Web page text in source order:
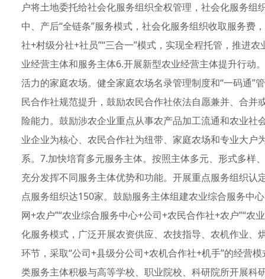
户将土地委托给社会化服务组织全权管理，社会化服务
中、产后“全链条”服务模式，社会化服务组织收取服务费
社+村级分社+社员”“三合一”模式，实现全程托管，推进
业经营主体和服务主体6.开展新型农业经营主体提升行动
活力的家庭农场。健全家庭农场名录管理制度和“一码通”
民合作社规范提升，鼓励农民合作社依法自愿兼并、合
险能力。鼓励涉农企业重点从事农产品加工流通和农业
业企业为核心、农民合作社为纽带、家庭农场和专业大
系。7.加快培育多元服务主体。按照主体多元、形式多样
充分发挥不同服务主体优势和功能。开展重点服务组织
点服务组织达150家。鼓励服务主体组建农业综合服务中
网+农户”“农业综合服务中心+公司+农民合作社+农户”“
化服务模式，广泛开展农资供应、农技指导、农机作业、
环节，采取“公司+县级分公司+农机合作社+机手”的经营
类服务主体积极与高等学校、职业院校、科研院所开展